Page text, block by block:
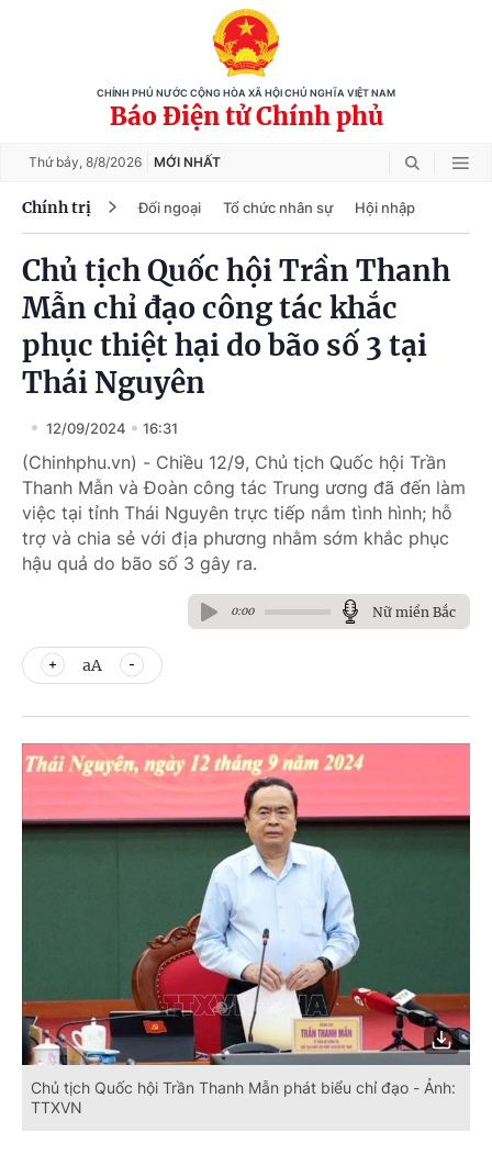
CHÍNH PHỦ NƯỚC CỘNG HÒA XÃ HỘI CHỦ NGHĨA VIỆT NAM
Báo Điện tử Chính phủ
Thứ bảy, 8/8/2026 MỚI NHẤT
Chính trị Đối ngoại Tổ chức nhân sự Hội nhập
Chủ tịch Quốc hội Trần Thanh
Mẫn chỉ đạo công tác khắc
phục thiệt hại do bão số 3 tại
Thái Nguyên
12/09/2024 16:31
(Chinhphu.vn) - Chiều 12/9, Chủ tịch Quốc hội Trần
Thanh Mẫn và Đoàn công tác Trung ương đã đến làm
việc tại tỉnh Thái Nguyên trực tiếp nắm tình hình; hỗ
trợ và chia sẻ với địa phương nhằm sớm khắc phục
hậu quả do bão số 3 gây ra.
0:00 Nữ miền Bắc
aA
Chủ tịch Quốc hội Trần Thanh Mẫn phát biểu chỉ đạo - Ảnh:
TTXVN